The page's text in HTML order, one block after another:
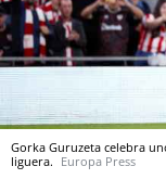
Gorka Guruzeta celebra
liguera. Europa Press